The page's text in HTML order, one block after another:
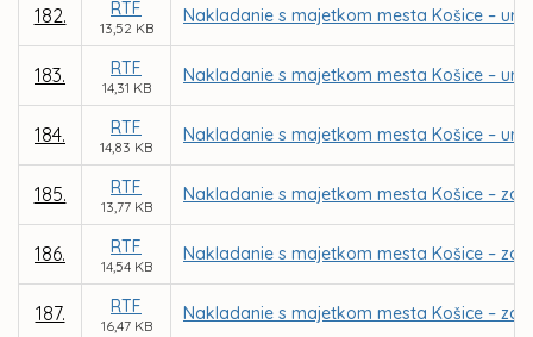
182. RTF
13,52 KB
Nakladanie s majetkom mesta Košice –
183. RTF
14,31 KB
Nakladanie s majetkom mesta Košice –
184. RTF
14,83 KB
Nakladanie s majetkom mesta Košice –
185. RTF
13,77 KB
Nakladanie s majetkom mesta Košice –
186. RTF
14,54 KB
Nakladanie s majetkom mesta Košice –
187. RTF
16,47 KB
Nakladanie s majetkom mesta Košice –